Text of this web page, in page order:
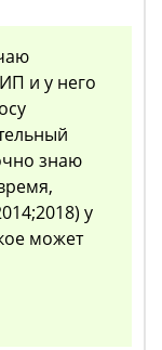
и у него
знаю
у
может